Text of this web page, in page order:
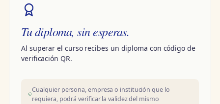
Tu diploma, sin esperas.
Al superar el curso recibes un diploma con código de
verificación QR.
Cualquier persona, empresa o institución que lo
requiera, podrá verificar la validez del mismo